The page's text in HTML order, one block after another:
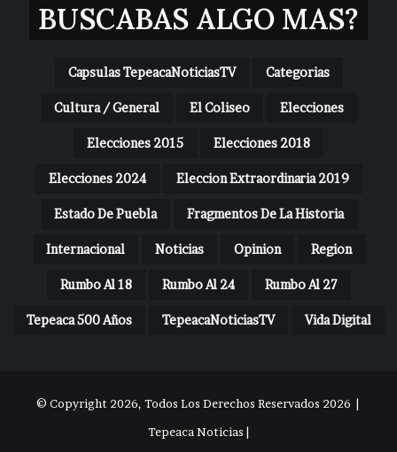
BUSCABAS ALGO MAS?
Capsulas TepeacaNoticiasTV Categorias
Cultura / General El Coliseo Elecciones
Elecciones 2015 Elecciones 2018
Elecciones 2024 Eleccion Extraordinaria 2019
Estado De Puebla Fragmentos De La Historia
Internacional Noticias Opinion Region
Rumbo Al 18 Rumbo Al 24 Rumbo Al 27
Tepeaca 500 Años TepeacaNoticiasTV Vida Digital
© Copyright 2026, Todos Los Derechos Reservados 2026 |
Tepeaca Noticias |